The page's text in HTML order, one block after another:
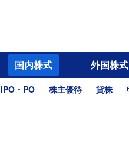
国内株式 外国株式
IPO・PO 株主優待 貸株